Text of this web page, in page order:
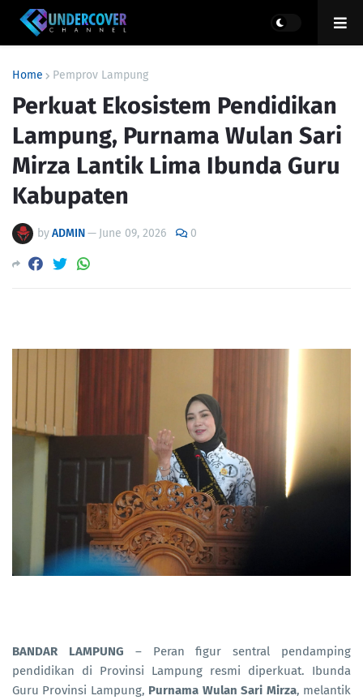
Home Pemprov Lampung
Perkuat Ekosistem Pendidikan
Lampung, Purnama Wulan Sari
Mirza Lantik Lima Ibunda Guru
Kabupaten
byADMIN— June 09, 2026 0
BANDAR LAMPUNG – Peran figur sentral pendamping
pendidikan di Provinsi Lampung resmi diperkuat. Ibunda
Guru Provinsi Lampung, Purnama Wulan Sari Mirza, melantik